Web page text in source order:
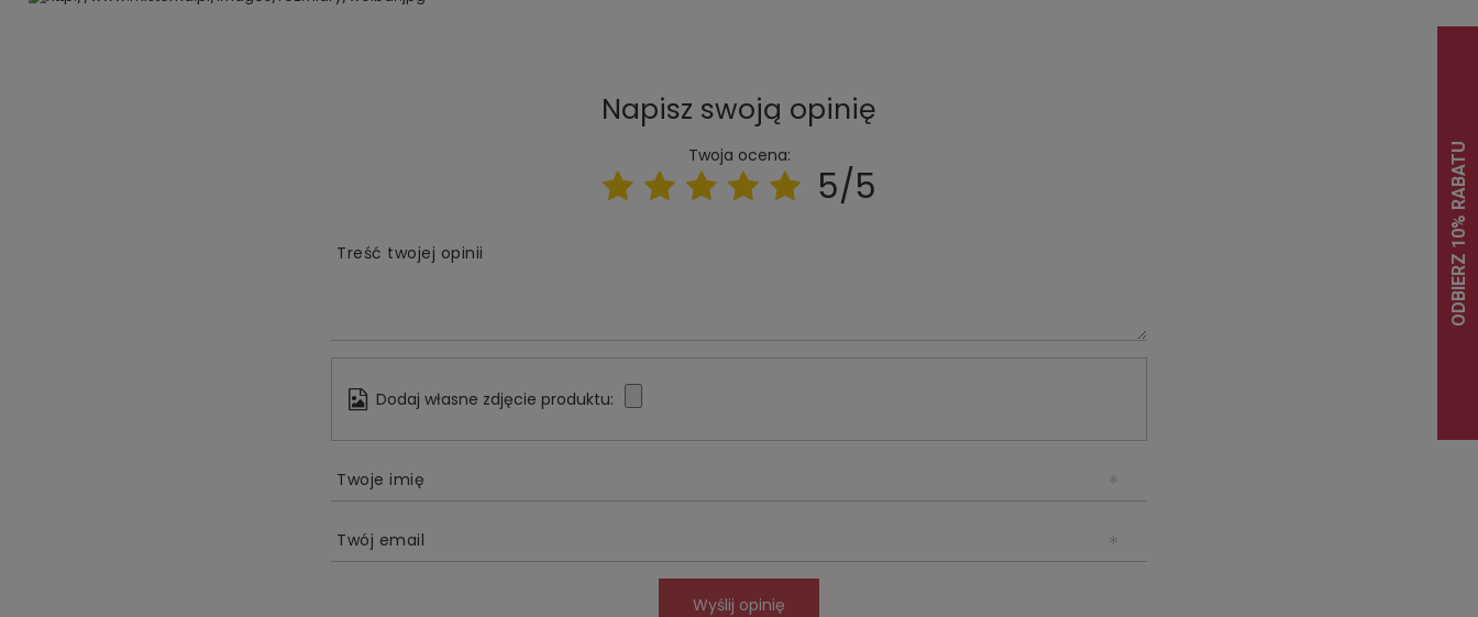
Napisz swoją opinię
Twoja ocena:
5/5
Treść twojej opinii
Dodaj własne zdjęcie produktu:
Twoje imię
Twój email
Wyślij opinię